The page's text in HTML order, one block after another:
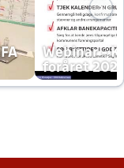
Webinar -
foråret